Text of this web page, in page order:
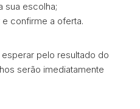
sua escolha;
confirme a oferta.
pelo resultado do
serão imediatamente